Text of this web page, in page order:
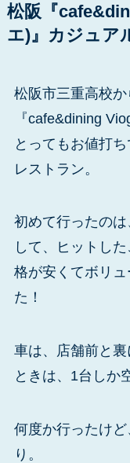
松阪『
エ)』カジュア
松阪市三重高校
『cafe&dining
とってもお値打
レストラン。
初めて行ったの
して、ヒットし
格が安くてボリ
た！
車は、店舗前と
ときは、1台しか
何度か行ったけ
り。